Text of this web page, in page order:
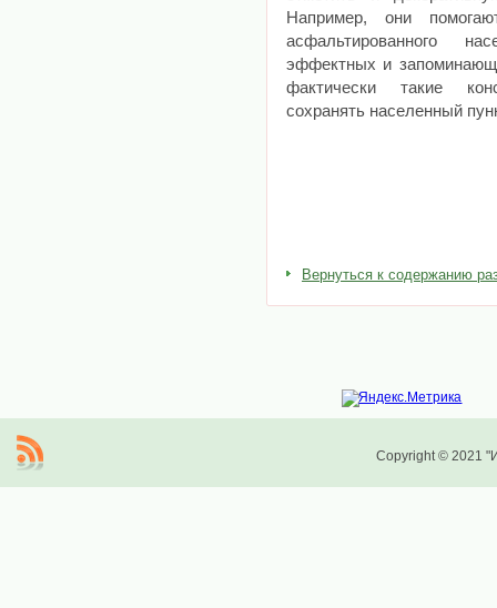
Например, они
асфальтированного
эффектных и
фактически такие
сохранять населенный
Вернуться к содержанию
Copyright © 2021